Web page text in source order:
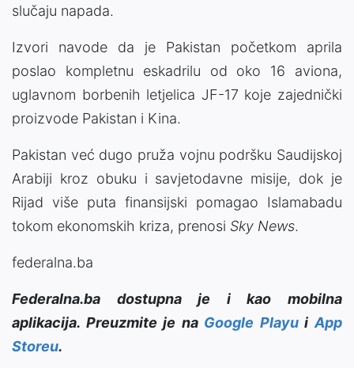
slučaju napada.
Izvori navode da je Pakistan početkom aprila
poslao kompletnu eskadrilu od oko 16 aviona,
uglavnom borbenih letjelica JF-17 koje zajednički
proizvode Pakistan i Kina.
Pakistan već dugo pruža vojnu podršku Saudijskoj
Arabiji kroz obuku i savjetodavne misije, dok je
Rijad više puta finansijski pomagao Islamabadu
tokom ekonomskih kriza, prenosi Sky News.
federalna.ba
Federalna.ba dostupna je i kao mobilna
aplikacija. Preuzmite je na Google PlayuiApp
Storeu.